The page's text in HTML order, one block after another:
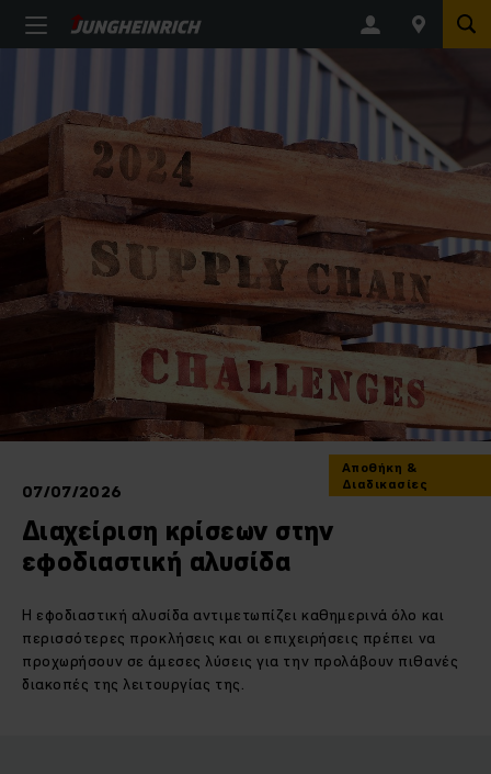
Αποθήκη &
Διαδικασίες
07/07/2026
Διαχείριση κρίσεων στην
εφοδιαστική αλυσίδα
Η εφοδιαστική αλυσίδα αντιμετωπίζει καθημερινά όλο και
περισσότερες προκλήσεις και οι επιχειρήσεις πρέπει να
προχωρήσουν σε άμεσες λύσεις για την προλάβουν πιθανές
διακοπές της λειτουργίας της.